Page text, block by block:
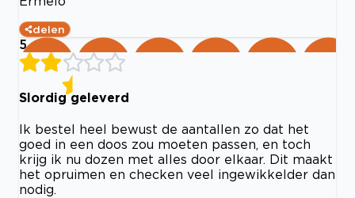
delen
5
Slordig geleverd
Ik bestel heel bewust de aantallen zo dat het
goed in een doos zou moeten passen, en toch
krijg ik nu dozen met alles door elkaar. Dit maakt
het opruimen en checken veel ingewikkelder dan
nodig.